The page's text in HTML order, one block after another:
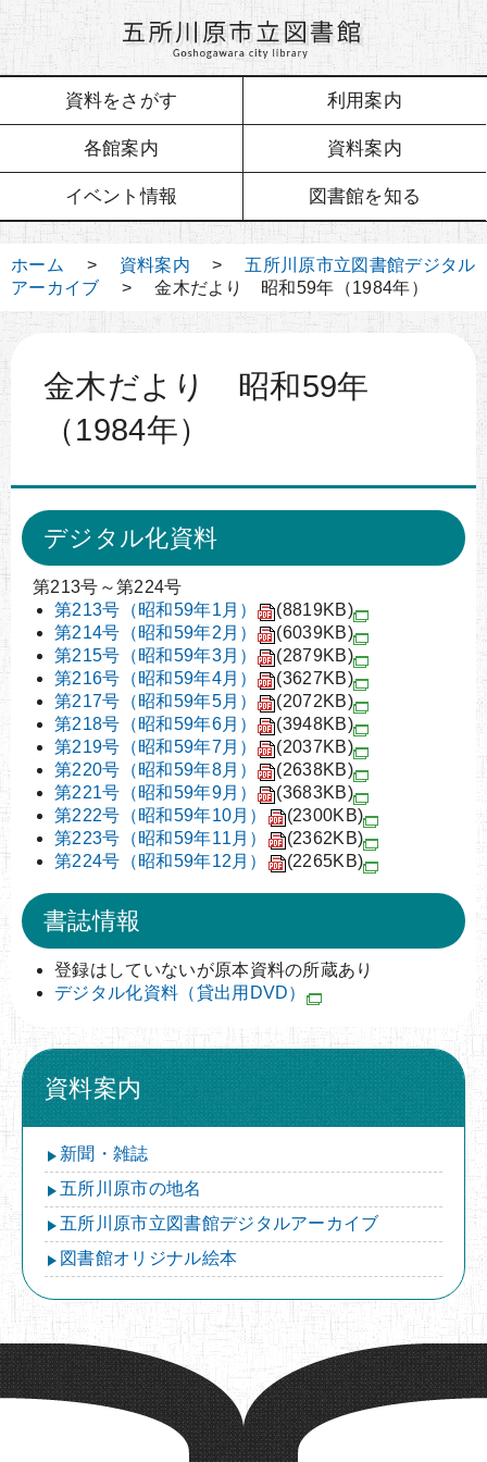
資料をさがす 利用案内
各館案内 資料案内
イベント情報 図書館を知る
ホーム > 資料案内 > 五所川原市立図書館デジタル
アーカイブ > 金木だより 昭和59年（1984年）
金木だより 昭和59年
（1984年）
デジタル化資料
第213号～第224号
第213号（昭和59年1月）
(8819KB)
第214号（昭和59年2月）
(6039KB)
第215号（昭和59年3月）
(2879KB)
第216号（昭和59年4月）
(3627KB)
第217号（昭和59年5月）
(2072KB)
第218号（昭和59年6月）
(3948KB)
第219号（昭和59年7月）
(2037KB)
第220号（昭和59年8月）
(2638KB)
第221号（昭和59年9月）
(3683KB)
第222号（昭和59年10月）
(2300KB)
第223号（昭和59年11月）
(2362KB)
第224号（昭和59年12月）
(2265KB)
書誌情報
登録はしていないが原本資料の所蔵あり
デジタル化資料（貸出用DVD）
資料案内
新聞・雑誌
五所川原市の地名
五所川原市立図書館デジタルアーカイブ
図書館オリジナル絵本